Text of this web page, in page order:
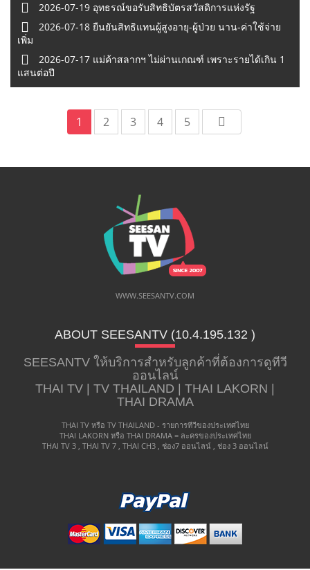
2026-07-19 อุทธรณ์ขอรับสิทธิบัตรสวัสดิการแห่งรัฐ
2026-07-18 ยืนยันสิทธิแทนผู้สูงอายุ-ผู้ป่วย นาน-ค่าใช้จ่าย
เพิ่ม
2026-07-17 แม่ค้าสลากฯ ไม่ผ่านเกณฑ์ เพราะรายได้เกิน 1
แสนต่อปี
1 2 3 4 5
WWW.SEESANTV.COM
ABOUT SEESANTV (10.4.195.132 ​)
SEESANTV ให้บริการสำหรับลูกค้าที่ต้องการดูทีวี
ออนไลน์
THAI TV | TV THAILAND | THAI LAKORN |
THAI DRAMA
THAI TV หรือ TV THAILAND - รายการทีวีของประเทศไทย
THAI LAKORN หรือ THAI DRAMA = ละครของประเทศไทย
THAI TV 3 , THAI TV 7 , THAI CH3 , ช่อง7 ออนไลน์ , ช่อง 3 ออนไลน์